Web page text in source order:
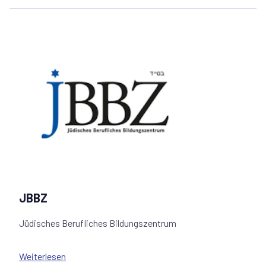
Anliegen, über die psychosozialen Folgen von
nationalsozialistischer, faschistischer und anderer
Gewaltherrschaften zu informieren.
JBBZ
Jüdisches Berufliches Bildungszentrum
informiert über Ausbildungswege und
Weiterlesen